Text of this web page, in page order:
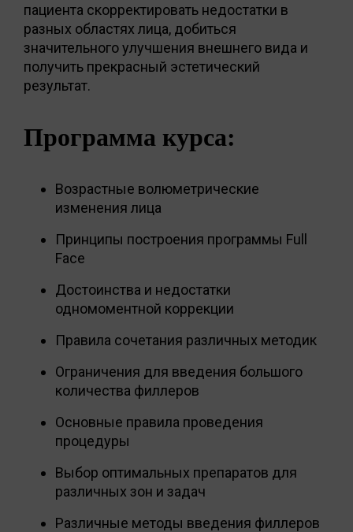
пациента скорректировать недостатки в
разных областях лица, добиться
значительного улучшения внешнего вида и
получить прекрасный эстетический
результат.
Программа курса:
Возрастные волюметрические
изменения лица
Принципы построения программы Full
Face
Достоинства и недостатки
одномоментной коррекции
Правила сочетания различных методик
Ограничения для введения большого
количества филлеров
Основные правила проведения
процедуры
Выбор оптимальных препаратов для
различных зон и задач
Различные методы введения филлеров